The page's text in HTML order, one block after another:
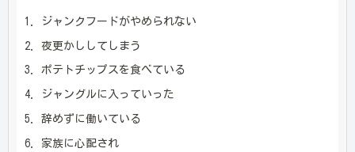
ジャンクフードがやめられない
夜更かししてしまう
ポテトチップスを食べている
ジャングルに入っていった
辞めずに働いている
家族に心配され